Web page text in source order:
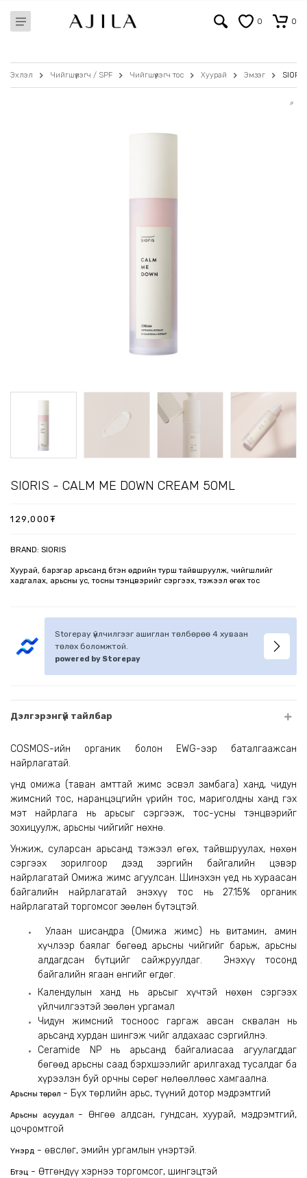
0 0
Эхлэл Чийгшүүлэгч / SPF Чийгшүүлэгч тос Хуурай Эмзэг
SIORIS - CALM ME DOWN CREAM 50ML
129,000 ₮
BRAND: SIORIS
Хуурай, барзгар арьсанд бүтэн өдрийн турш тайвшруулж, чийгшлийг
хадгалах, арьсны ус, тосны тэнцвэрийг сэргээх, тэжээл өгөх тос
Storepay үйлчилгээг ашиглан төлбөрөө 4 хуваан
төлөх боломжтой.
powered by Storepay
Дэлгэрэнгүй тайлбар
COSMOS-ийн органик болон EWG-ээр баталгаажсан
найрлагатай.
Үүнд омижа (таван амттай жимс эсвэл замбага) ханд, чидун
жимсний тос, наранцэцгийн үрийн тос, мариголдны ханд гэх
мэт найрлага нь арьсыг сэргээж, тос-усны тэнцвэрийг
зохицуулж, арьсны чийгийг нөхнө.
Унжиж, суларсан арьсанд тэжээл өгөх, тайвшруулах, нөхөн
сэргээх зорилгоор дээд зэргийн байгалийн цэвэр
найрлагатай Омижа жимс агуулсан. Шинэхэн үед нь хураасан
байгалийн найрлагатай энэхүү тос нь 27.15% органик
найрлагатай торгомсог зөөлөн бүтэцтэй.
Улаан шисандра (Омижа жимс) нь витамин, амин
хүчлээр баялаг бөгөөд арьсны чийгийг барьж, арьсны
алдагдсан бүтцийг сайжруулдаг. Энэхүү тосонд
байгалийн ягаан өнгийг өгдөг.
Календулын ханд нь арьсыг хүчтэй нөхөн сэргээх
үйлчилгээтэй зөөлөн ургамал
Чидун жимсний тосноос гаргаж авсан сквалан нь
арьсанд хурдан шингэж чийг алдахаас сэргийлнэ.
Ceramide NP нь арьсанд байгалиасаа агуулагддаг
бөгөөд арьсны саад бэрхшээлийг арилгахад тусалдаг ба
хүрээлэн буй орчны сөрөг нөлөөллөөс хамгаална.
Арьсны төрөл - Бүх төрлийн арьс, түүний дотор мэдрэмтгий
Арьсны асуудал - Өнгөө алдсан, гундсан, хуурай, мэдрэмтгий,
цочромтгой
Үнэрүүд - өвслөг, эмийн ургамлын үнэртэй.
Бүтэц - Өтгөндүү хэрнээ торгомсог, шингэцтэй